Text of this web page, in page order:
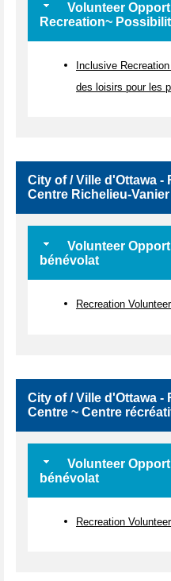
Volunteer
Recreation~
Inclusive
des loisirs pour les
City of / Ville d'Ottawa -
Centre Richelieu-Vanier
Volunteer
bénévolat
Recreation
City of / Ville d'Ottawa -
Centre ~ Centre
Volunteer
bénévolat
Recreation